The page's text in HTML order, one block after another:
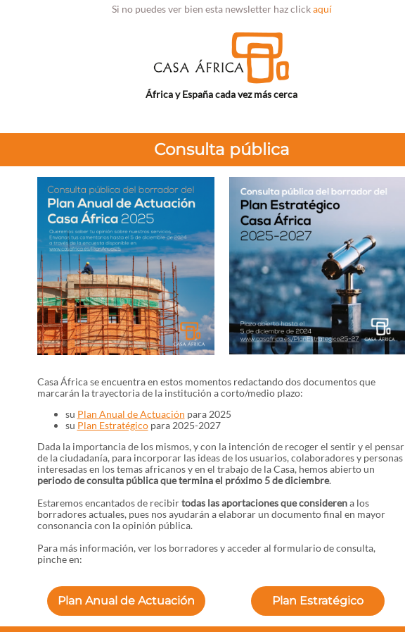
Si no puedes ver bien esta newsletter haz clickaquí
África y España cada vez más cerca
Consulta pública
Casa África se encuentra en estos momentos redactando dos documentos que
marcarán la trayectoria de la institución a corto/medio plazo:
su Plan Anual de Actuación para 2025
su Plan Estratégicopara 2025-2027
Dada la importancia de los mismos, y con la intención de recoger el sentir y el pensar
de la ciudadanía, para incorporar las ideas de los usuarios, colaboradores y personas
interesadas en los temas africanos y en el trabajo de la Casa, hemos abierto un
periodo de consulta pública que termina el próximo 5 de diciembre.
Estaremos encantados de recibirtodas las aportaciones que considerena los
borradores actuales, pues nos ayudarán a elaborar un documento final en mayor
consonancia con la opinión pública.
Para más información, ver los borradores y acceder al formulario de consulta,
pinche en:
Plan Anual de Actuación Plan Estratégico